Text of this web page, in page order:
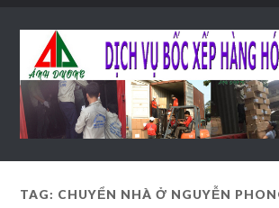
TAG: CHUYỂN NHÀ Ở NGUYỄN